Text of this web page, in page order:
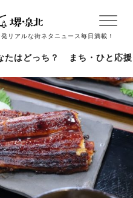
リアルな街ネタニュース毎日満載！
たはどっち？ まち・ひと応援